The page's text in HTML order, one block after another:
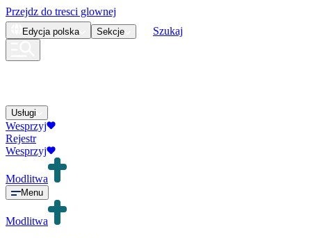
Przejdz do tresci glownej
Edycja polska Sekcje Szukaj
Usługi
Wesprzyj
Rejestr
Wesprzyj
Modlitwa
Menu
Modlitwa